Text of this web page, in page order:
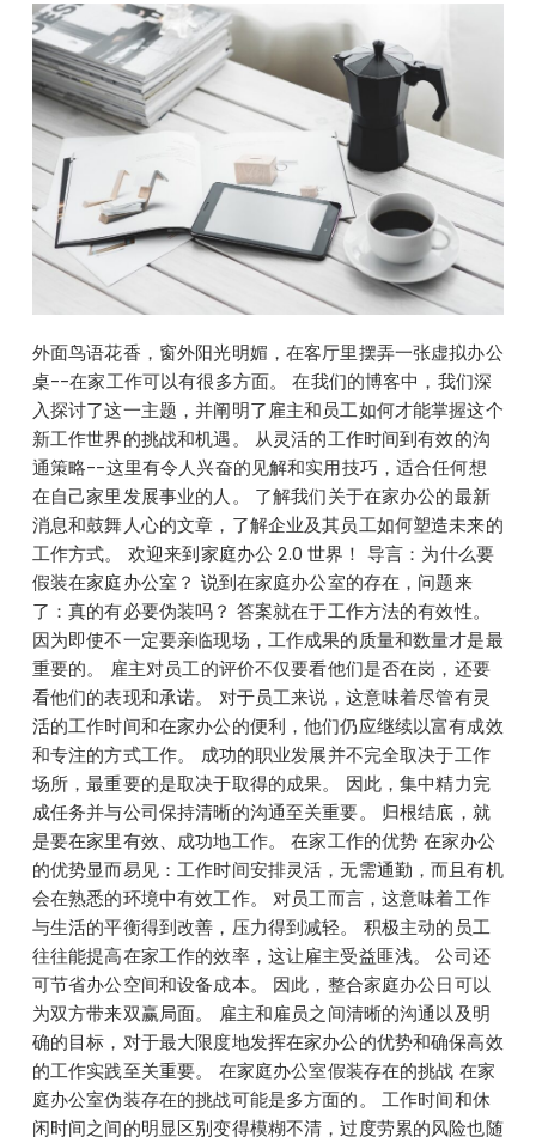
外面鸟语花香，窗外阳光明媚，在客厅里摆弄一张虚拟办公
桌--在家工作可以有很多方面。 在我们的博客中，我们深
入探讨了这一主题，并阐明了雇主和员工如何才能掌握这个
新工作世界的挑战和机遇。 从灵活的工作时间到有效的沟
通策略--这里有令人兴奋的见解和实用技巧，适合任何想
在自己家里发展事业的人。 了解我们关于在家办公的最新
消息和鼓舞人心的文章，了解企业及其员工如何塑造未来的
工作方式。 欢迎来到家庭办公 2.0 世界！ 导言：为什么要
假装在家庭办公室？ 说到在家庭办公室的存在，问题来
了：真的有必要伪装吗？ 答案就在于工作方法的有效性。
因为即使不一定要亲临现场，工作成果的质量和数量才是最
重要的。 雇主对员工的评价不仅要看他们是否在岗，还要
看他们的表现和承诺。 对于员工来说，这意味着尽管有灵
活的工作时间和在家办公的便利，他们仍应继续以富有成效
和专注的方式工作。 成功的职业发展并不完全取决于工作
场所，最重要的是取决于取得的成果。 因此，集中精力完
成任务并与公司保持清晰的沟通至关重要。 归根结底，就
是要在家里有效、成功地工作。 在家工作的优势 在家办公
的优势显而易见：工作时间安排灵活，无需通勤，而且有机
会在熟悉的环境中有效工作。 对员工而言，这意味着工作
与生活的平衡得到改善，压力得到减轻。 积极主动的员工
往往能提高在家工作的效率，这让雇主受益匪浅。 公司还
可节省办公空间和设备成本。 因此，整合家庭办公日可以
为双方带来双赢局面。 雇主和雇员之间清晰的沟通以及明
确的目标，对于最大限度地发挥在家办公的优势和确保高效
的工作实践至关重要。 在家庭办公室假装存在的挑战 在家
庭办公室伪装存在的挑战可能是多方面的。 工作时间和休
闲时间之间的明显区别变得模糊不清，过度劳累的风险也随